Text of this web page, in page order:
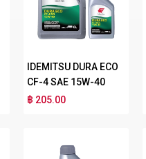
IDEMITSU DURA ECO
CF-4 SAE 15W-40
฿ 205.00